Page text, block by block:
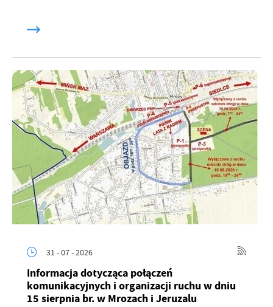
31 - 07 - 2026
Informacja dotycząca połączeń
komunikacyjnych i organizacji ruchu w dniu
15 sierpnia br. w Mrozach i Jeruzalu